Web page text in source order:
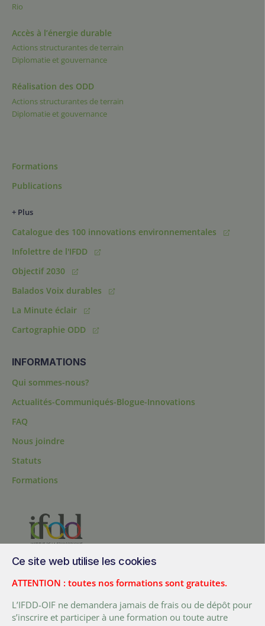
Rio
Accès à l’énergie durable
Actions structurantes de terrain
Diplomatie et gouvernance
Réalisation des ODD
Actions structurantes de terrain
Diplomatie et gouvernance
Formations
Publications
+ Plus
Catalogue des 100 innovations environnementales
Infolettre de l'IFDD
Objectif 2030
Balados Voix durables
La Minute éclair
Cartographie ODD
INFORMATIONS
Qui sommes-nous?
Actualités-Communiqués-Blogue-Innovations
FAQ
Nous joindre
Statuts
Formations
Canada
Tél. :+ (1) 418 692 5727
Fax :+ (1) 418 692 5644
Ce site web utilise les cookies
ATTENTION : toutes nos formations sont gratuites.
L’IFDD-OIF ne demandera jamais de frais ou de dépôt pour
s’inscrire et participer à une formation ou toute autre